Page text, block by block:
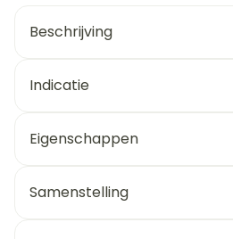
Beschrijving
Indicatie
Eigenschappen
Samenstelling